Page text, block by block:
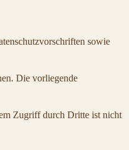
sowie
Die vorliegende
Zugriff durch Dritte ist nicht